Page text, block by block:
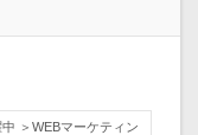
＞WEBマーケティン